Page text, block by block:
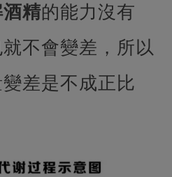
精的能力沒有
不會變差，所以
差是不成正比